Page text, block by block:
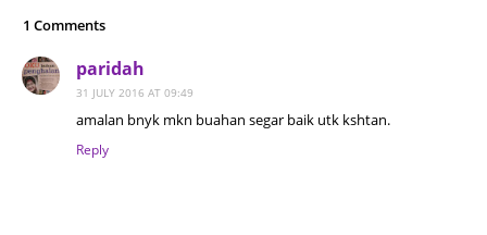
1 Comments
paridah
31 JULY 2016 AT 09:49
amalan bnyk mkn buahan segar baik utk kshtan.
Reply